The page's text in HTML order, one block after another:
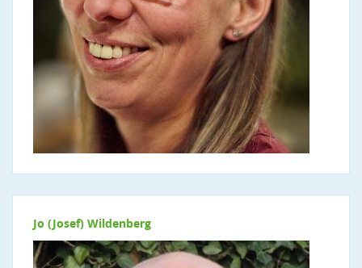
Jo (Josef) Wildenberg